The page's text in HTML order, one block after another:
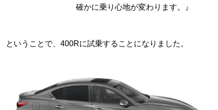
確かに乗り心地が変わります。』
ということで、400Rに試乗することになりました。